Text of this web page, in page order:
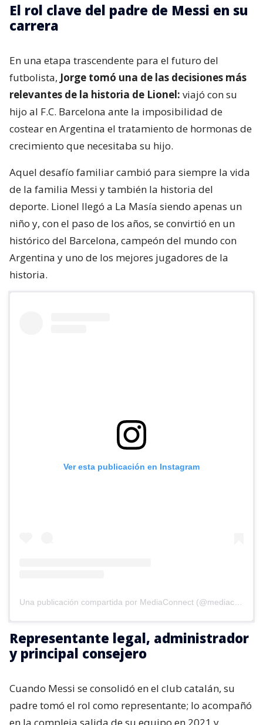
El rol clave del padre de Messi en su
carrera
En una etapa trascendente para el futuro del
futbolista, Jorge tomó una de las decisiones más
relevantes de la historia de Lionel: viajó con su
hijo al F.C. Barcelona ante la imposibilidad de
costear en Argentina el tratamiento de hormonas de
crecimiento que necesitaba su hijo.
Aquel desafío familiar cambió para siempre la vida
de la familia Messi y también la historia del
deporte. Lionel llegó a La Masía siendo apenas un
niño y, con el paso de los años, se convirtió en un
histórico del Barcelona, campeón del mundo con
Argentina y uno de los mejores jugadores de la
historia.
Ver esta publicación en Instagram
Representante legal, administrador
y principal consejero
Cuando Messi se consolidó en el club catalán, su
padre tomó el rol como representante; lo acompañó